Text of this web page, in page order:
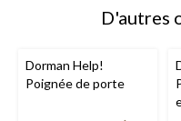
D'autres
Dorman Help!
Poignée de porte